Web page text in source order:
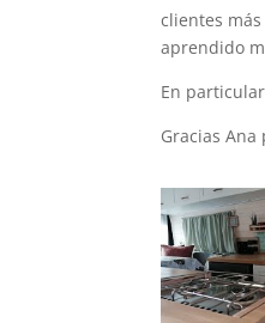
clientes
aprendido
En
Gracias